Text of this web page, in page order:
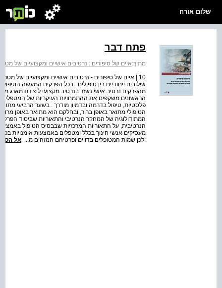
שלום אורח
פתח דבר
מתוך:איים של סיפורים : נרטיבים אישיים ומקצועיים של
10 | איים של סיפורים - נרטיבים אישיים ומקצועיים של
שילובים ייחודיים בין טיפולים . בכל הפרקים המעשה
מהפרקים נרטיב אישי נשזר בנרטיב מקצועי ליצירת מארג
הראשונים משקפים את ההתמחויות העיקריות של המטפלים :
פלסטיות, טיפול בדרמה ובדמיון מודרך . בשער הרביעי
הטיפולי מתואר באופן ברור, ובחלקם הוא מתואר באופן
המתודולוגיה של המחקר הנרטיבי והתאוריות שביסוד
הנרטיבית, על התאוריות המרכזיות שבבסיס הטיפול
מעסיקים אנשי חינוך בכלל ומטפלים באמצעות אומנויות
ולכן שמות המטופלים בדויים ופרטיהם המזהים מ... אל